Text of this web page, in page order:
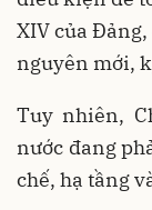
XIV của
nguyên mới,
Tuy nhiên,
nước đang
chế, hạ tầng